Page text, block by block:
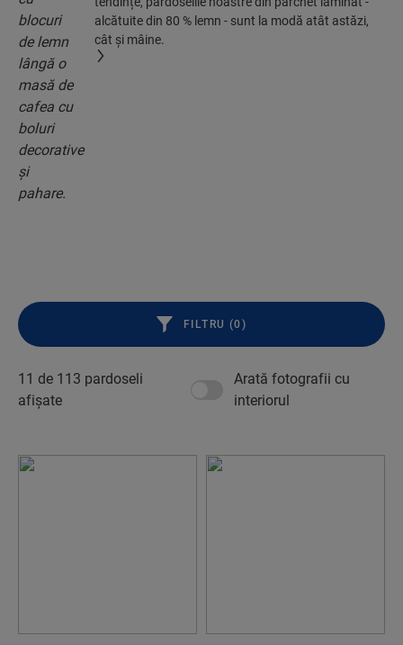
alcătuite din 80 % lemn - sunt la modă atât astăzi,
cât și mâine.
11 de 113 pardoseli
afișate
Arată fotografii cu
interiorul
FILTRU (0)